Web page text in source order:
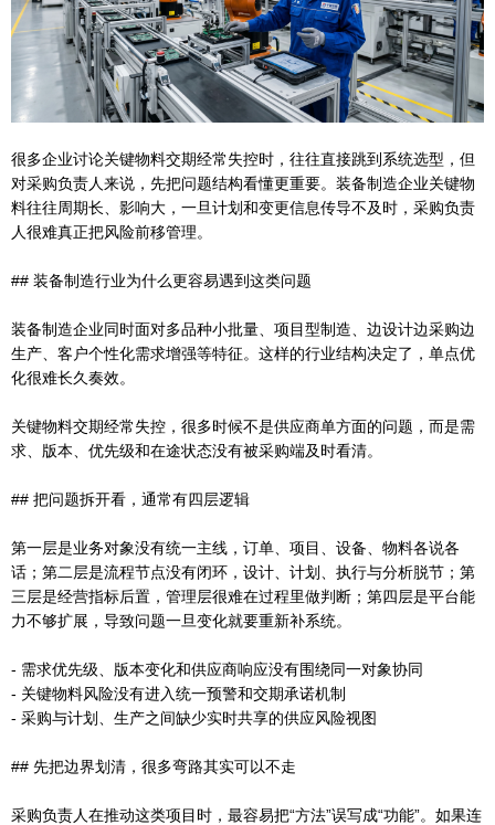
很多企业讨论关键物料交期经常失控时，往往直接跳到系统选型，但
对采购负责人来说，先把问题结构看懂更重要。装备制造企业关键物
料往往周期长、影响大，一旦计划和变更信息传导不及时，采购负责
人很难真正把风险前移管理。
## 装备制造行业为什么更容易遇到这类问题
装备制造企业同时面对多品种小批量、项目型制造、边设计边采购边
生产、客户个性化需求增强等特征。这样的行业结构决定了，单点优
化很难长久奏效。
关键物料交期经常失控，很多时候不是供应商单方面的问题，而是需
求、版本、优先级和在途状态没有被采购端及时看清。
## 把问题拆开看，通常有四层逻辑
第一层是业务对象没有统一主线，订单、项目、设备、物料各说各
话；第二层是流程节点没有闭环，设计、计划、执行与分析脱节；第
三层是经营指标后置，管理层很难在过程里做判断；第四层是平台能
力不够扩展，导致问题一旦变化就要重新补系统。
- 需求优先级、版本变化和供应商响应没有围绕同一对象协同
- 关键物料风险没有进入统一预警和交期承诺机制
- 采购与计划、生产之间缺少实时共享的供应风险视图
## 先把边界划清，很多弯路其实可以不走
采购负责人在推动这类项目时，最容易把“方法”误写成“功能”。如果连